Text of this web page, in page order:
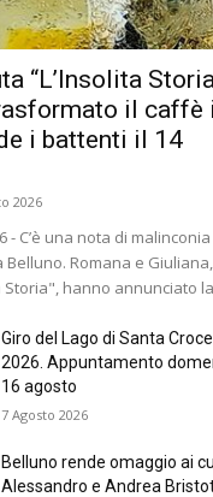
“L’Insolita
il caffè
i battenti il 14
2026
- C’è una nota di malinconia
Belluno. Romana e
Storia", hanno annunciato
Giro del Lago di Santa Croce
2026. Appuntamento
16 agosto
7 Agosto 2026
Belluno rende omaggio ai
Alessandro e Andrea